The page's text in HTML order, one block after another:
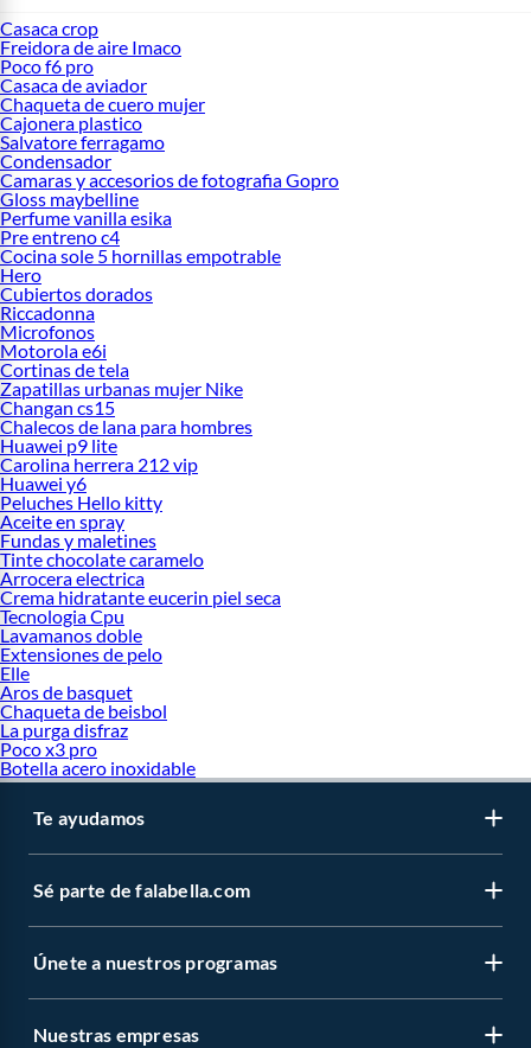
Casaca crop
Freidora de aire Imaco
Poco f6 pro
Casaca de aviador
Chaqueta de cuero mujer
Cajonera plastico
Salvatore ferragamo
Condensador
Camaras y accesorios de fotografia Gopro
Gloss maybelline
Perfume vanilla esika
Pre entreno c4
Cocina sole 5 hornillas empotrable
Hero
Cubiertos dorados
Riccadonna
Microfonos
Motorola e6i
Cortinas de tela
Zapatillas urbanas mujer Nike
Changan cs15
Chalecos de lana para hombres
Huawei p9 lite
Carolina herrera 212 vip
Huawei y6
Peluches Hello kitty
Aceite en spray
Fundas y maletines
Tinte chocolate caramelo
Arrocera electrica
Crema hidratante eucerin piel seca
Tecnologia Cpu
Lavamanos doble
Extensiones de pelo
Elle
Aros de basquet
Chaqueta de beisbol
La purga disfraz
Poco x3 pro
Botella acero inoxidable
Te ayudamos
Sé parte de falabella.com
Únete a nuestros programas
Nuestras empresas